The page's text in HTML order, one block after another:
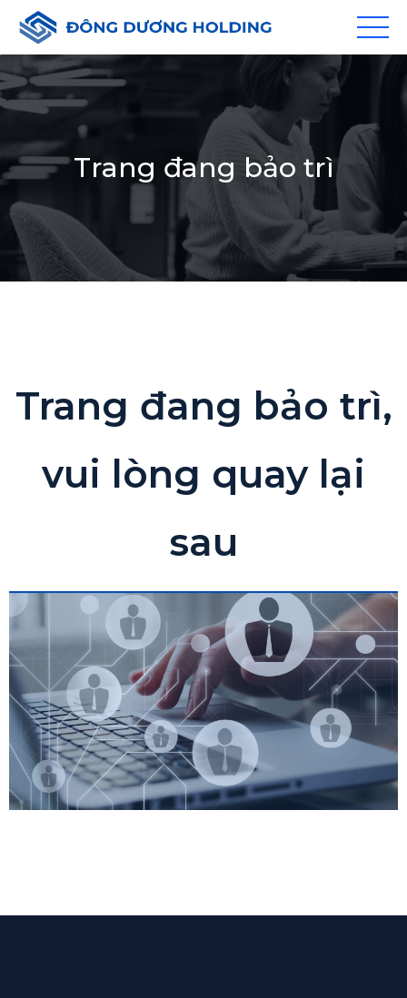
Trang đang bảo trì
Trang đang bảo trì,
vui lòng quay lại
sau